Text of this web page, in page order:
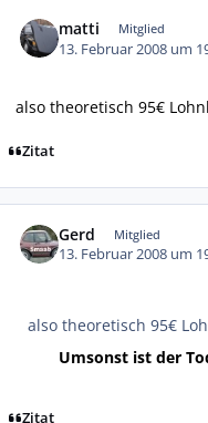
matti Mitglied
13. Februar 2008 um
also theoretisch 95€
Zitat
Gerd Mitglied
13. Februar 2008 um
also theoretisch 95€
Umsonst ist der
Zitat